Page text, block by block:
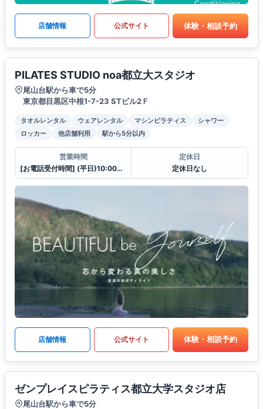
店舗情報 公式サイト 体験・相談予約
PILATES STUDIO noa都立大スタジオ
尾山台駅から車で5分
東京都目黒区中根1-7-23 STビル2Ｆ
タオルレンタル ウェアレンタル マシンピラティス
シャワー
ロッカー
他店舗利用 駅から5分以内
営業時間
[お電話受付時間] (平日)10:00〜23:00 (土・日)10:00〜21:00
定休日
定休日なし
店舗情報 公式サイト 体験・相談予約
ゼンプレイスピラティス都立大学スタジオ店
尾山台駅から車で5分